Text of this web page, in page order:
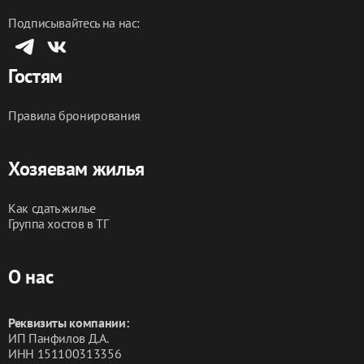
Подписывайтесь на нас:
Гостям
Правила бронирования
Хозяевам жилья
Как сдать жилье
Группа хостов в ТГ
О нас
Реквизиты компании:
ИП Панфилов Д.А.
ИНН 151100313356